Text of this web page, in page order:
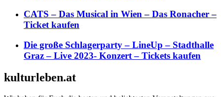
CATS – Das Musical in Wien – Das Ronacher –
Ticket kaufen
Die große Schlagerparty – LineUp – Stadthalle
Graz – Live 2023- Konzert – Tickets kaufen
kulturleben.at